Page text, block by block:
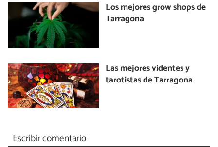
Los mejores grow shops de
Tarragona
Las mejores videntes y
tarotistas de Tarragona
Escribir comentario